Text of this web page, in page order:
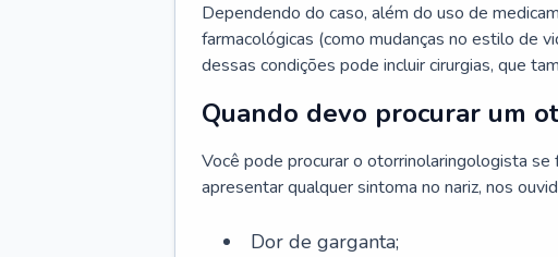
Dependendo do caso, além do uso de
farmacológicas (como mudanças no estilo de
dessas condições pode incluir cirurgias, que
Quando devo procurar um
Você pode procurar o otorrinolaringologista
apresentar qualquer sintoma no nariz, nos
Dor de garganta;